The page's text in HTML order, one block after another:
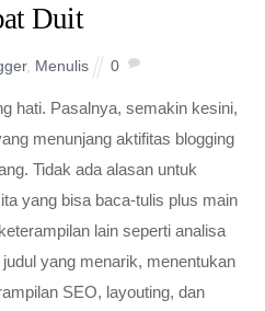
Duit
, Menulis 0
hati. Pasalnya, semakin kesini,
menunjang aktifitas blogging
Tidak ada alasan untuk
yang bisa baca-tulis plus main
lain seperti analisa
yang menarik, menentukan
SEO, layouting, dan